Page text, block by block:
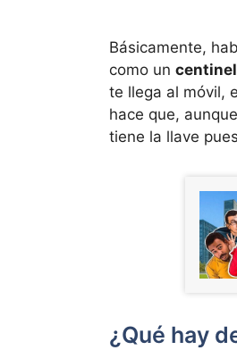
Básicamente,
como un
te llega al móvil,
hace que,
tiene la llave
¿Qué hay